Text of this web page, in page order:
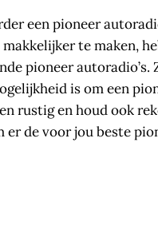
een pioneer
te maken,
pioneer autoradio’s.
is om een
rustig en houd ook
er de voor jou beste